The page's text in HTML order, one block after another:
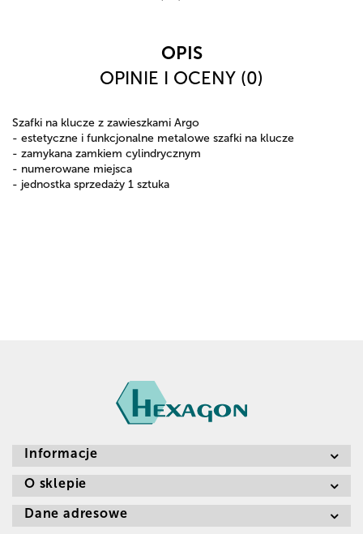
OPIS
OPINIE I OCENY (0)
Szafki na klucze z zawieszkami Argo
- estetyczne i funkcjonalne metalowe szafki na klucze
- zamykana zamkiem cylindrycznym
- numerowane miejsca
- jednostka sprzedaży 1 sztuka
Dane adresowe
Informacje
O sklepie